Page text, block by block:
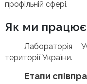
профільній сфері.
Як ми
Лабораторія
території України.
Етапи